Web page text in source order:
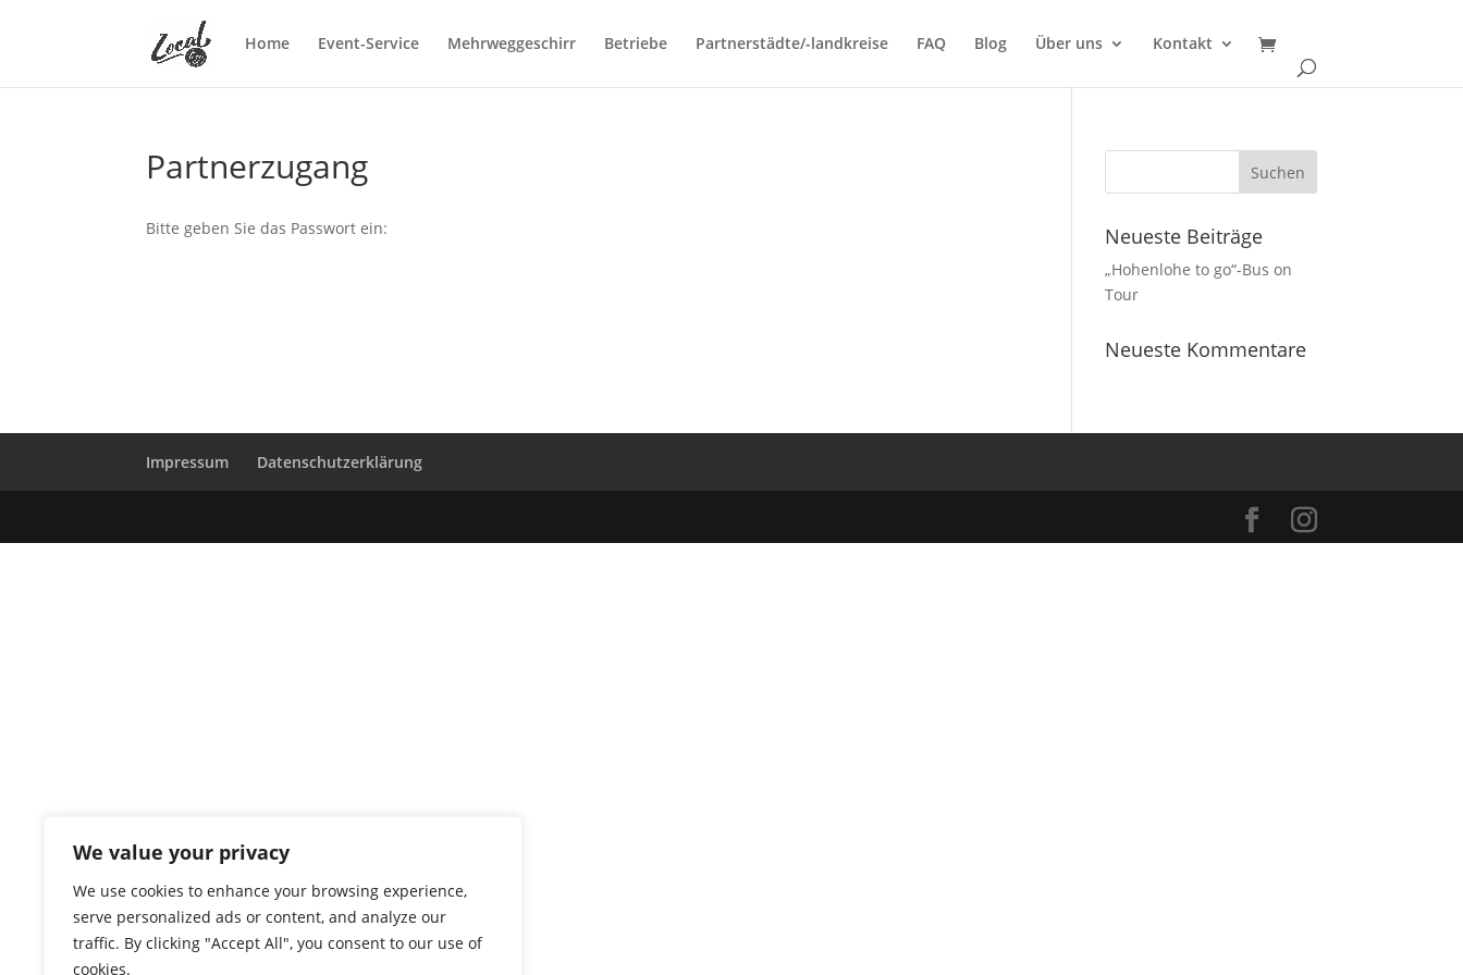
We value your privacy
We use cookies to enhance your browsing experience,
serve personalized ads or content, and analyze our
traffic. By clicking "Accept All", you consent to our use of
cookies.
Home Event-Service Mehrweggeschirr Betriebe Partnerstädte/-landkreise FAQ Blog Über uns Kontakt
Partnerzugang
Bitte geben Sie das Passwort ein: Neueste Beiträge
„Hohenlohe to go“-Bus on
Tour
Neueste Kommentare
Impressum Datenschutzerklärung